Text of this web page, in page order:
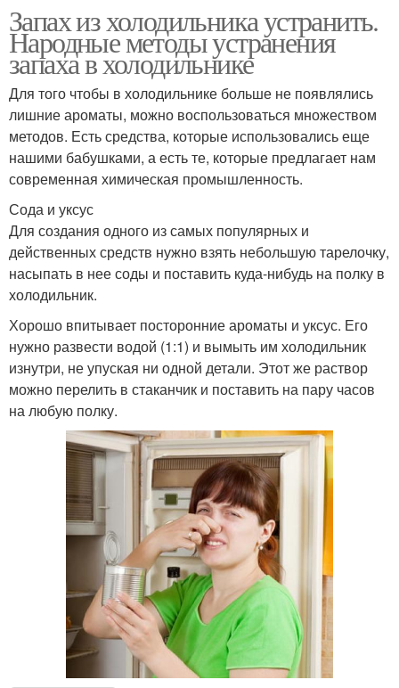
Запах из холодильника устранить.
Народные методы устранения
запаха в холодильнике
Для того чтобы в холодильнике больше не появлялись
лишние ароматы, можно воспользоваться множеством
методов. Есть средства, которые использовались еще
нашими бабушками, а есть те, которые предлагает нам
современная химическая промышленность.
Сода и уксус
Для создания одного из самых популярных и
действенных средств нужно взять небольшую тарелочку,
насыпать в нее соды и поставить куда-нибудь на полку в
холодильник.
Хорошо впитывает посторонние ароматы и уксус. Его
нужно развести водой (1:1) и вымыть им холодильник
изнутри, не упуская ни одной детали. Этот же раствор
можно перелить в стаканчик и поставить на пару часов
на любую полку.